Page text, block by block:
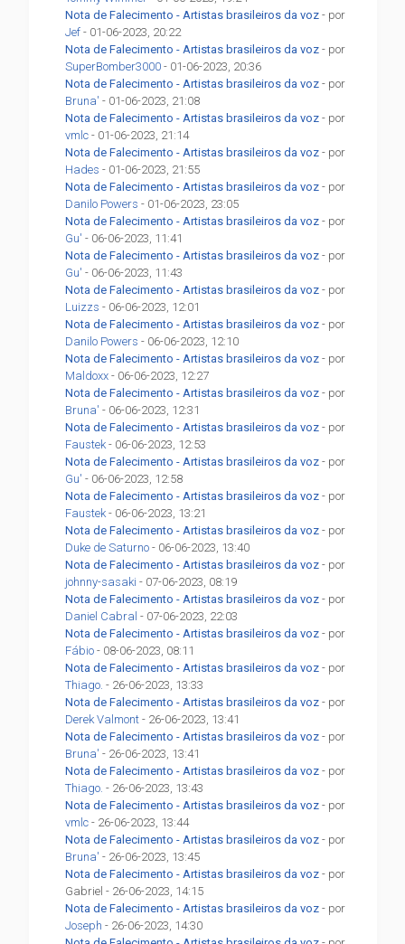
Nota de Falecimento - Artistas brasileiros da voz - por
Jef - 01-06-2023, 20:22
Nota de Falecimento - Artistas brasileiros da voz - por
SuperBomber3000 - 01-06-2023, 20:36
Nota de Falecimento - Artistas brasileiros da voz - por
Bruna' - 01-06-2023, 21:08
Nota de Falecimento - Artistas brasileiros da voz - por
vmlc - 01-06-2023, 21:14
Nota de Falecimento - Artistas brasileiros da voz - por
Hades - 01-06-2023, 21:55
Nota de Falecimento - Artistas brasileiros da voz - por
Danilo Powers - 01-06-2023, 23:05
Nota de Falecimento - Artistas brasileiros da voz - por
Gu' - 06-06-2023, 11:41
Nota de Falecimento - Artistas brasileiros da voz - por
Gu' - 06-06-2023, 11:43
Nota de Falecimento - Artistas brasileiros da voz - por
Luizzs - 06-06-2023, 12:01
Nota de Falecimento - Artistas brasileiros da voz - por
Danilo Powers - 06-06-2023, 12:10
Nota de Falecimento - Artistas brasileiros da voz - por
Maldoxx - 06-06-2023, 12:27
Nota de Falecimento - Artistas brasileiros da voz - por
Bruna' - 06-06-2023, 12:31
Nota de Falecimento - Artistas brasileiros da voz - por
Faustek- 06-06-2023, 12:53
Nota de Falecimento - Artistas brasileiros da voz - por
Gu' - 06-06-2023, 12:58
Nota de Falecimento - Artistas brasileiros da voz - por
Faustek- 06-06-2023, 13:21
Nota de Falecimento - Artistas brasileiros da voz - por
Duke de Saturno - 06-06-2023, 13:40
Nota de Falecimento - Artistas brasileiros da voz - por
johnny-sasaki - 07-06-2023, 08:19
Nota de Falecimento - Artistas brasileiros da voz - por
Daniel Cabral - 07-06-2023, 22:03
Nota de Falecimento - Artistas brasileiros da voz - por
Fábio - 08-06-2023, 08:11
Nota de Falecimento - Artistas brasileiros da voz - por
Thiago. - 26-06-2023, 13:33
Nota de Falecimento - Artistas brasileiros da voz - por
Derek Valmont - 26-06-2023, 13:41
Nota de Falecimento - Artistas brasileiros da voz - por
Bruna' - 26-06-2023, 13:41
Nota de Falecimento - Artistas brasileiros da voz - por
Thiago. - 26-06-2023, 13:43
Nota de Falecimento - Artistas brasileiros da voz - por
vmlc - 26-06-2023, 13:44
Nota de Falecimento - Artistas brasileiros da voz - por
Bruna' - 26-06-2023, 13:45
Nota de Falecimento - Artistas brasileiros da voz - por
Gabriel - 26-06-2023, 14:15
Nota de Falecimento - Artistas brasileiros da voz - por
Joseph - 26-06-2023, 14:30